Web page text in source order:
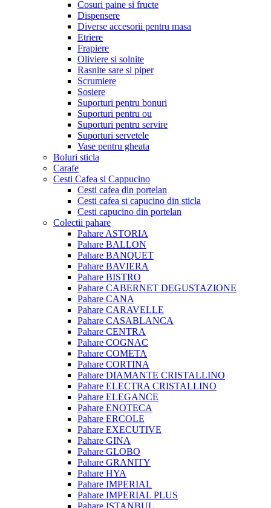
Cosuri paine si fructe
Dispensere
Diverse accesorii pentru masa
Etriere
Frapiere
Oliviere si solnite
Rasnite sare si piper
Scrumiere
Sosiere
Suporturi pentru bonuri
Suporturi pentru ou
Suporturi pentru servire
Suporturi servetele
Vase pentru gheata
Boluri sticla
Carafe
Cesti Cafea si Cappucino
Cesti cafea din portelan
Cesti cafea si capucino din sticla
Cesti capucino din portelan
Colectii pahare
Pahare ASTORIA
Pahare BALLON
Pahare BANQUET
Pahare BAVIERA
Pahare BISTRO
Pahare CABERNET DEGUSTAZIONE
Pahare CANA
Pahare CARAVELLE
Pahare CASABLANCA
Pahare CENTRA
Pahare COGNAC
Pahare COMETA
Pahare CORTINA
Pahare DIAMANTE CRISTALLINO
Pahare ELECTRA CRISTALLINO
Pahare ELEGANCE
Pahare ENOTECA
Pahare ERCOLE
Pahare EXECUTIVE
Pahare GINA
Pahare GLOBO
Pahare GRANITY
Pahare HYA
Pahare IMPERIAL
Pahare IMPERIAL PLUS
Pahare ISTANBUL